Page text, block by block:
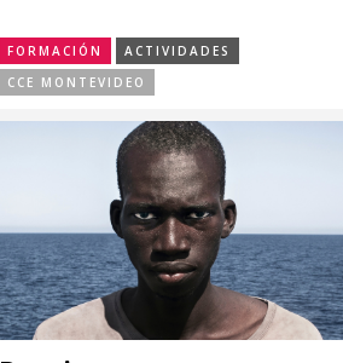
FORMACIÓN
ACTIVIDADES
CCE MONTEVIDEO